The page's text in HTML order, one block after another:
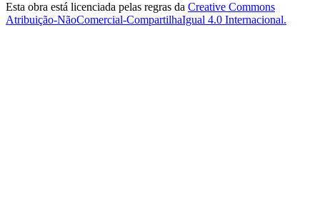
Esta obra está licenciada pelas regras da Creative Commons
Atribuição-NãoComercial-CompartilhaIgual 4.0 Internacional.